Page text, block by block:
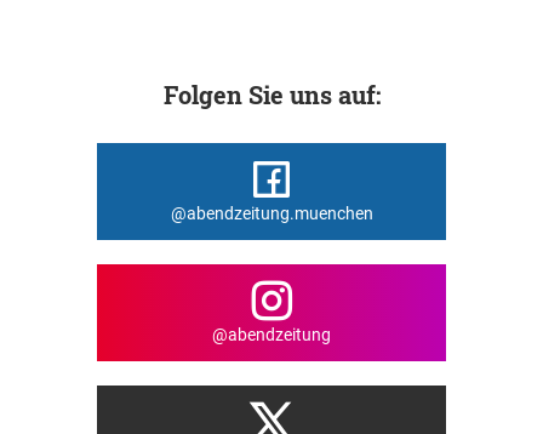
Folgen Sie uns auf:
@abendzeitung.muenchen
@abendzeitung